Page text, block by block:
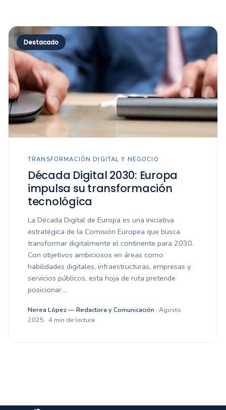
Destacado
TRANSFORMACIÓN DIGITAL Y NEGOCIO
Década Digital 2030: Europa
impulsa su transformación
tecnológica
La Década Digital de Europa es una iniciativa
estratégica de la Comisión Europea que busca
transformar digitalmente el continente para 2030.
Con objetivos ambiciosos en áreas como
habilidades digitales, infraestructuras, empresas y
servicios públicos, esta hoja de ruta pretende
posicionar…
Nerea López — Redactora y Comunicación · Agosto
2025 · 4 min de lectura